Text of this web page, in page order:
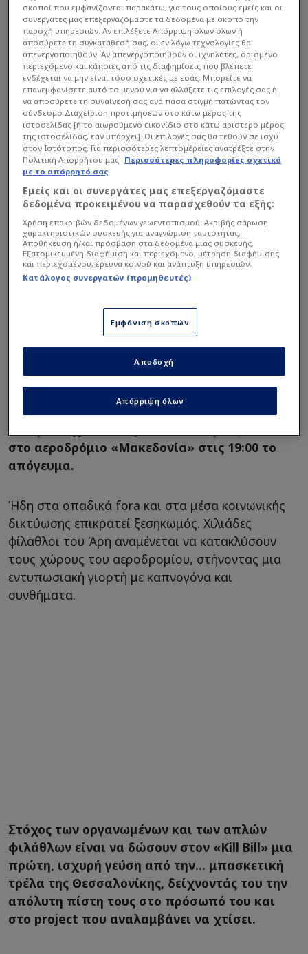
Το προσεχές Σαββατοκύριακο αναμένεται
ιστορικό, καθώς οι φίλοι των «κιτρινόμαυρων»
ετοιμάζονται να προσφέρουν μια μοναδική
υποδοχή στον νέο τους τεχνικό ηγέτη.
Το ραντεβού στο αεροδρόμιο «Μακεδονία»
Η επίσημη πρώτη επαφή του Βασίλη
Σπανούλη με το κοινό του Άρη θα
πραγματοποιηθεί την προσεχή Κυριακή, 14
Ιουνίου. Η πτήση που θα μεταφέρει τον
στο αεροδρόμιο «Μακεδονία» στις 19:00 το
απόγευμα.
Ήδη στα οπαδικά fora και στα μέσα κοινωνικής
δικτύωσης επικρατεί ξεσηκωμός. Χιλιάδες
φίλαθλοι του Άρη αναμένεται να κατακλύσουν
τους χώρους του αεροδρομίου, στήνοντας μια
εντυπωσιακή γιορτή με καπνογόνα και
συνθήματα.
Στόχος των οργανωμένων και των απλών
φιλάθλων είναι να δώσουν στον «Kill Bill» μια
πρώτη, ισχυρή γεύση από την... μπασκετική
τρέλα της Θεσσαλονίκης, δείχνοντάς του την
απόλυτη πίστη τους στο πρόσωπό του και
στο project που αναλαμβάνει να χτίσει.
σκοποί που εμφανίζονται παρακάτω, για τους οποίους εμείς και οι
συνεργάτες μας επεξεργαζόμαστε τα δεδομένα με σκοπό την
παροχή υπηρεσιών. Αν επιλέξετε Απόρριψη όλων όλων ή
αποσύρετε τη συγκατάθεσή σας, οι εν λόγω τεχνολογίες θα
απενεργοποιηθούν. Αν απενεργοποιηθούν οι ιχνηλάτες, ορισμένο
περιεχόμενο και κάποιες από τις διαφημίσεις που βλέπετε
ενδέχεται να μην είναι τόσο σχετικές με εσάς. Μπορείτε να
επανεμφανίσετε αυτό το μενού για να αλλάξετε τις επιλογές σας ή
να αποσύρετε τη συναίνεσή σας ανά πάσα στιγμή πατώντας τον
σύνδεσμο Διαχείριση προτιμήσεων στο κάτω μέρος της
ιστοσελίδας [ή το αιωρούμενο εικονίδιο στο κάτω αριστερό μέρος
της ιστοσελίδας, εάν υπάρχει]. Οι επιλογές σας θα τεθούν σε ισχύ
στον Ιστότοπος. Για περισσότερες λεπτομέρειες ανατρέξτε στην
Πολιτική Απορρήτου μας. Περισσότερες πληροφορίες σχετικά
με το απόρρητό σας
Εμείς και οι συνεργάτες μας επεξεργαζόμαστε
δεδομένα προκειμένου να παρασχεθούν τα εξής:
Χρήση επακριβών δεδομένων γεωεντοπισμού. Ακριβής σάρωση
χαρακτηριστικών συσκευής για αναγνώριση ταυτότητας.
Αποθήκευση ή/και πρόσβαση στα δεδομένα μιας συσκευής.
Εξατομικευμένη διαφήμιση και περιεχόμενο, μέτρηση διαφήμισης
και περιεχομένου, έρευνα κοινού και ανάπτυξη υπηρεσιών.
Κατάλογος συνεργατών (προμηθευτές)
Εμφάνιση σκοπών
Απόρριψη όλων
Αποδοχή